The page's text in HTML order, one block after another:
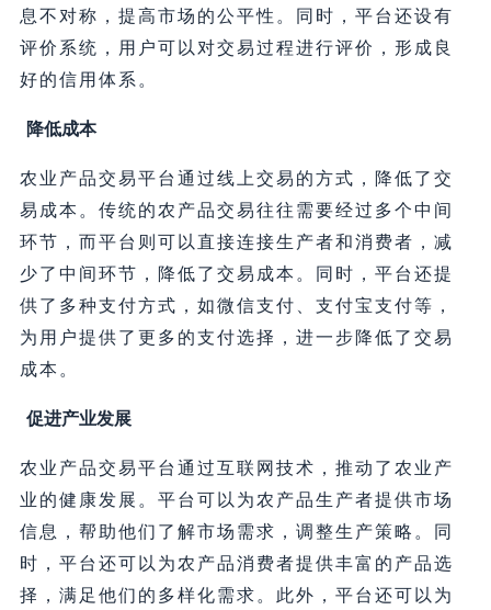
息不对称，提高市场的公平性。同时，平台还设有
评价系统，用户可以对交易过程进行评价，形成良
好的信用体系。
降低成本
农业产品交易平台通过线上交易的方式，降低了交
易成本。传统的农产品交易往往需要经过多个中间
环节，而平台则可以直接连接生产者和消费者，减
少了中间环节，降低了交易成本。同时，平台还提
供了多种支付方式，如微信支付、支付宝支付等，
为用户提供了更多的支付选择，进一步降低了交易
成本。
促进产业发展
农业产品交易平台通过互联网技术，推动了农业产
业的健康发展。平台可以为农产品生产者提供市场
信息，帮助他们了解市场需求，调整生产策略。同
时，平台还可以为农产品消费者提供丰富的产品选
择，满足他们的多样化需求。此外，平台还可以为